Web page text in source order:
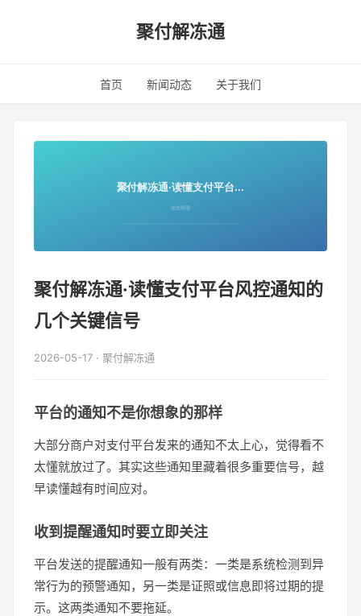
聚付解冻通
首页 新闻动态 关于我们
聚付解冻通·读懂支付平台风控通知的
几个关键信号
2026-05-17 · 聚付解冻通
平台的通知不是你想象的那样
大部分商户对支付平台发来的通知不太上心，觉得看不
太懂就放过了。其实这些通知里藏着很多重要信号，越
早读懂越有时间应对。
收到提醒通知时要立即关注
平台发送的提醒通知一般有两类：一类是系统检测到异
常行为的预警通知，另一类是证照或信息即将过期的提
示。这两类通知不要拖延。